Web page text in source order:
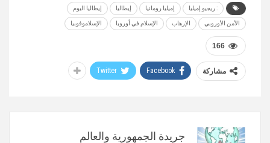
: ريجيو إميليا إميليا رومانيا إيطاليا إيطاليا اليوم
الأمن الأوروبي الإرهاب الإسلام في أوروبا الإسلاموفوبيا
166
مشاركة Facebook
Twitter
جريدة الجمهورية والعالم